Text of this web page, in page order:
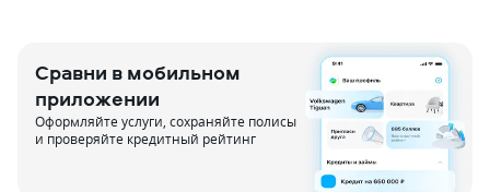
Сравни в мобильном
приложении
Оформляйте услуги, сохраняйте полисы
и проверяйте кредитный рейтинг